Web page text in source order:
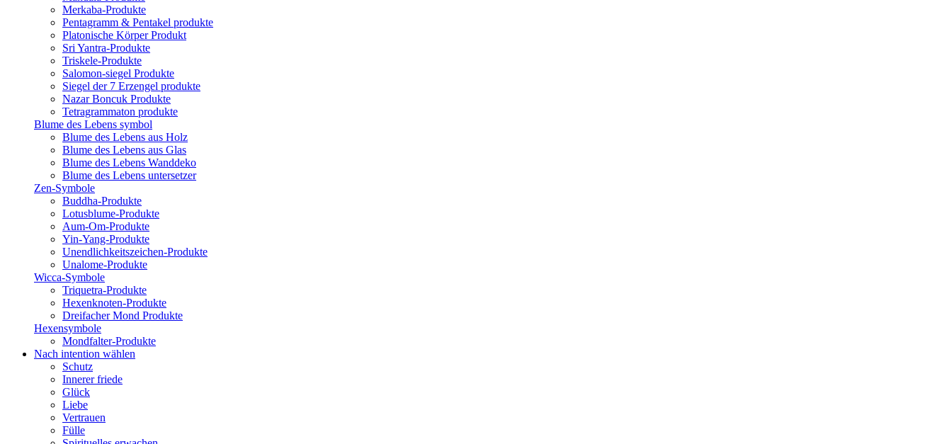
Merkaba-Produkte
Pentagramm & Pentakel produkte
Platonische Körper Produkt
Sri Yantra-Produkte
Triskele-Produkte
Salomon-siegel Produkte
Siegel der 7 Erzengel produkte
Nazar Boncuk Produkte
Tetragrammaton produkte
Blume des Lebens symbol​
Blume des Lebens aus Holz
Blume des Lebens aus Glas
Blume des Lebens Wanddeko
Blume des Lebens untersetzer
Zen-Symbole
Buddha-Produkte
Lotusblume-Produkte
Aum-Om-Produkte
Yin-Yang-Produkte
Unendlichkeitszeichen-Produkte
Unalome-Produkte
Wicca-Symbole
Triquetra-Produkte
Hexenknoten-Produkte
Dreifacher Mond Produkte
Hexensymbole
Mondfalter-Produkte
Nach intention wählen
Schutz
Innerer friede
Glück
Liebe
Vertrauen
Fülle